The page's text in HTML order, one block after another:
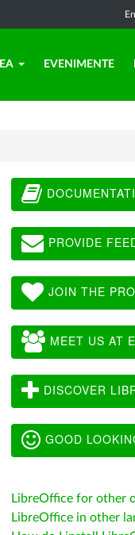
EVENIMENTE
PROVIDE
JOIN THE
MEET US AT
DISCOVER
GOOD
LibreOffice for other
LibreOffice in other